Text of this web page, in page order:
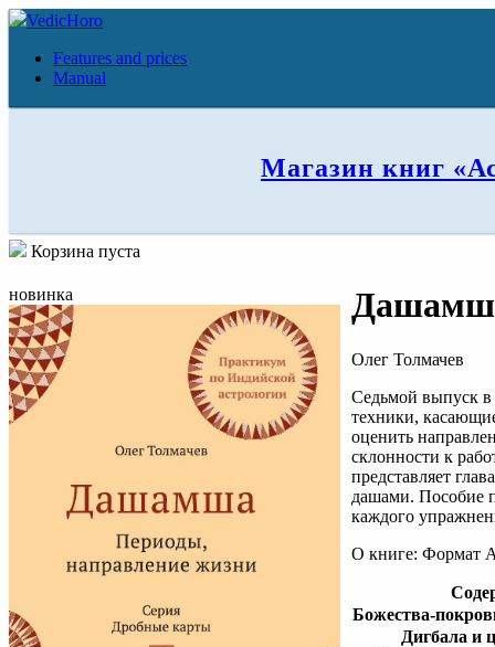
VedicHoro
Features and prices
Manual
Магазин книг
Корзина пуста
новинка
Олег Толмачев
Седьмой выпуск
техники,
оценить
склонности к
представляет
дашами. Пособие
каждого
О книге: Формат
Божества-
Дигбала и